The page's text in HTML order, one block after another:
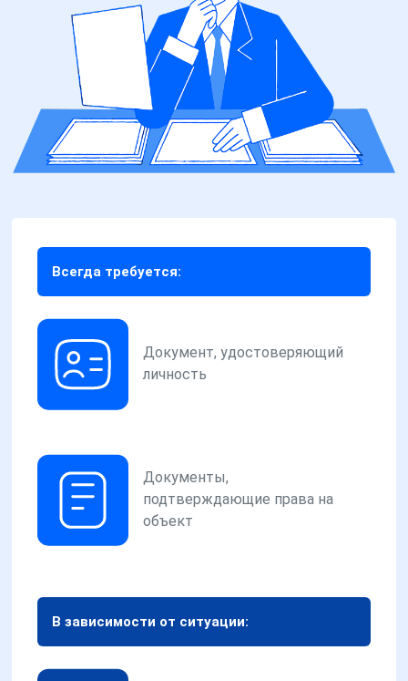
Всегда требуется:
Документ, удостоверяющий
личность
Документы,
подтверждающие права на
объект
В зависимости от ситуации: